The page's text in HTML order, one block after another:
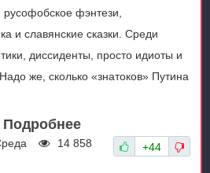
фэнтези,
и славянские сказки. Среди
диссиденты, просто идиоты и
же, сколько «знатоков» Путина
Подробнее
14 858 +44